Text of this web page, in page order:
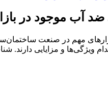
آب موجود در
مهم در صنعت
ویژگی‌ها و مزایایی دارند.